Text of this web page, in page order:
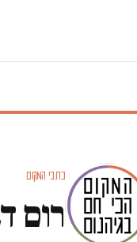
כתבי המקום
רום